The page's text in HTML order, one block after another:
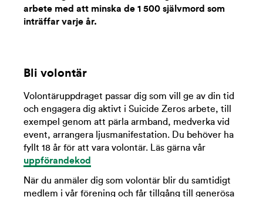
arbete med att minska de 1 500 självmord som
inträffar varje år.
Bli volontär
Volontäruppdraget passar dig som vill ge av din tid
och engagera dig aktivt i Suicide Zeros arbete, till
exempel genom att pärla armband, medverka vid
event, arrangera ljusmanifestation. Du behöver ha
fyllt 18 år för att vara volontär. Läs gärna vår
uppförandekod
När du anmäler dig som volontär blir du samtidigt
medlem i vår förening och får tillgång till generösa